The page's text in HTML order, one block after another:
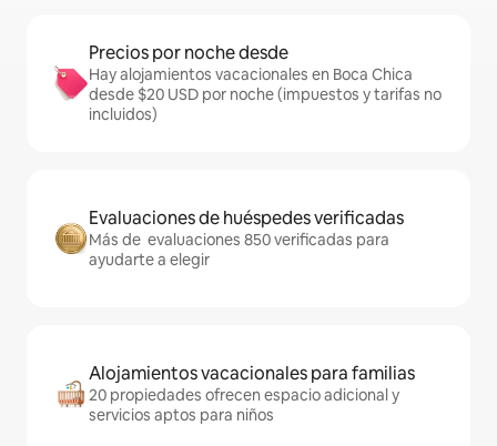
Precios por noche desde
Hay alojamientos vacacionales en Boca Chica
desde $20 USD por noche (impuestos y tarifas no
incluidos)
Evaluaciones de huéspedes verificadas
Más de evaluaciones 850 verificadas para
ayudarte a elegir
Alojamientos vacacionales para familias
20 propiedades ofrecen espacio adicional y
servicios aptos para niños